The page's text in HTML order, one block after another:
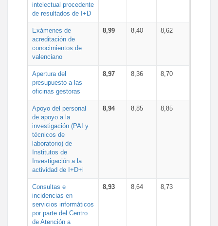
intelectual procedente
de resultados de I+D
Exámenes de
acreditación de
conocimientos de
valenciano
8,99 8,40 8,62
Apertura del
presupuesto a las
oficinas gestoras
8,97 8,36 8,70
Apoyo del personal
de apoyo a la
investigación (PAI y
técnicos de
laboratorio) de
Institutos de
Investigación a la
actividad de I+D+i
8,94 8,85 8,85
Consultas e
incidencias en
servicios informáticos
por parte del Centro
de Atención a
8,93 8,64 8,73